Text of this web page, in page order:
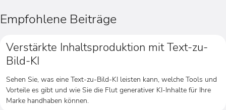
Empfohlene Beiträge
Verstärkte Inhaltsproduktion mit Text-zu-
Bild-KI
Sehen Sie, was eine Text-zu-Bild-KI leisten kann, welche Tools und
Vorteile es gibt und wie Sie die Flut generativer KI-Inhalte für Ihre
Marke handhaben können.